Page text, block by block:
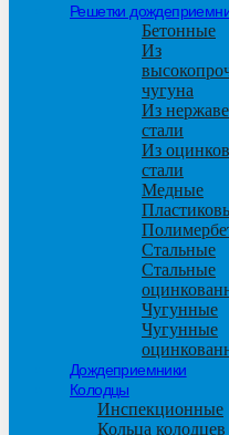
Решетки
Бетонные
Из
чугуна
Из
стали
Из
стали
Медные
Стальные
Стальные
Чугунные
Чугунные
Дождеприемники
Колодцы
Инспекционные
Кольца